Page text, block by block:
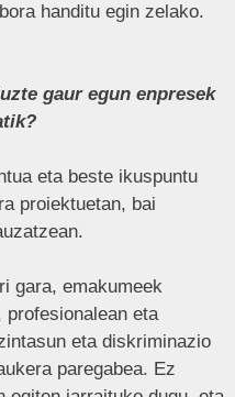
handitu egin zelako.
gaur egun enpresek
eta beste ikuspuntu
proiektuetan, bai
gara, emakumeek
profesionalean eta
eta diskriminazio
paregabea. Ez